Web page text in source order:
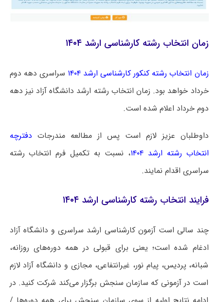
زمان انتخاب رشته کارشناسی ارشد ۱۴۰۴
زمان انتخاب رشته کنکور کارشناسی ارشد ۱۴۰۴
سراسری دهه دوم
خرداد خواهد بود. زمان انتخاب رشته ارشد دانشگاه آزاد نیز دهه
دوم خرداد اعلام شده است.
داوطلبان عزیز لازم است پس از مطالعه مندرجات دفترچه
انتخاب رشته ارشد ۱۴۰۴
، نسبت به تکمیل فرم انتخاب رشته
سراسری اقدام نمایند.
فرایند انتخاب رشته کارشناسی ارشد ۱۴۰۴
چند سالی است آزمون کارشناسی ارشد سراسری و دانشگاه آزاد
ادغام شده است؛ یعنی برای قبولی در همه دوره‌های روزانه،
شبانه، پردیس، پیام نور، غیرانتفاعی، مجازی و دانشگاه آزاد لازم
است در آزمونی که سازمان سنجش برگزار می‌کند شرکت کنید. در